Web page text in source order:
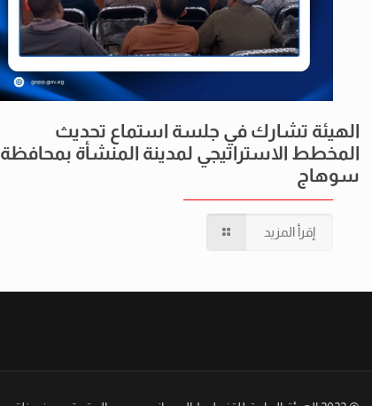
الهيئة تشارك في جلسة استماع تحديث
المخطط الاستراتيجي لمدينة المنشأة بمحافظة
سوهاج
إقرأ المزيد